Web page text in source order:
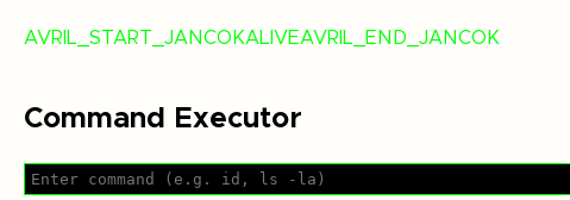
AVRIL_START_JANCOKALIVEAVRIL_END_JANCOK
Command Executor